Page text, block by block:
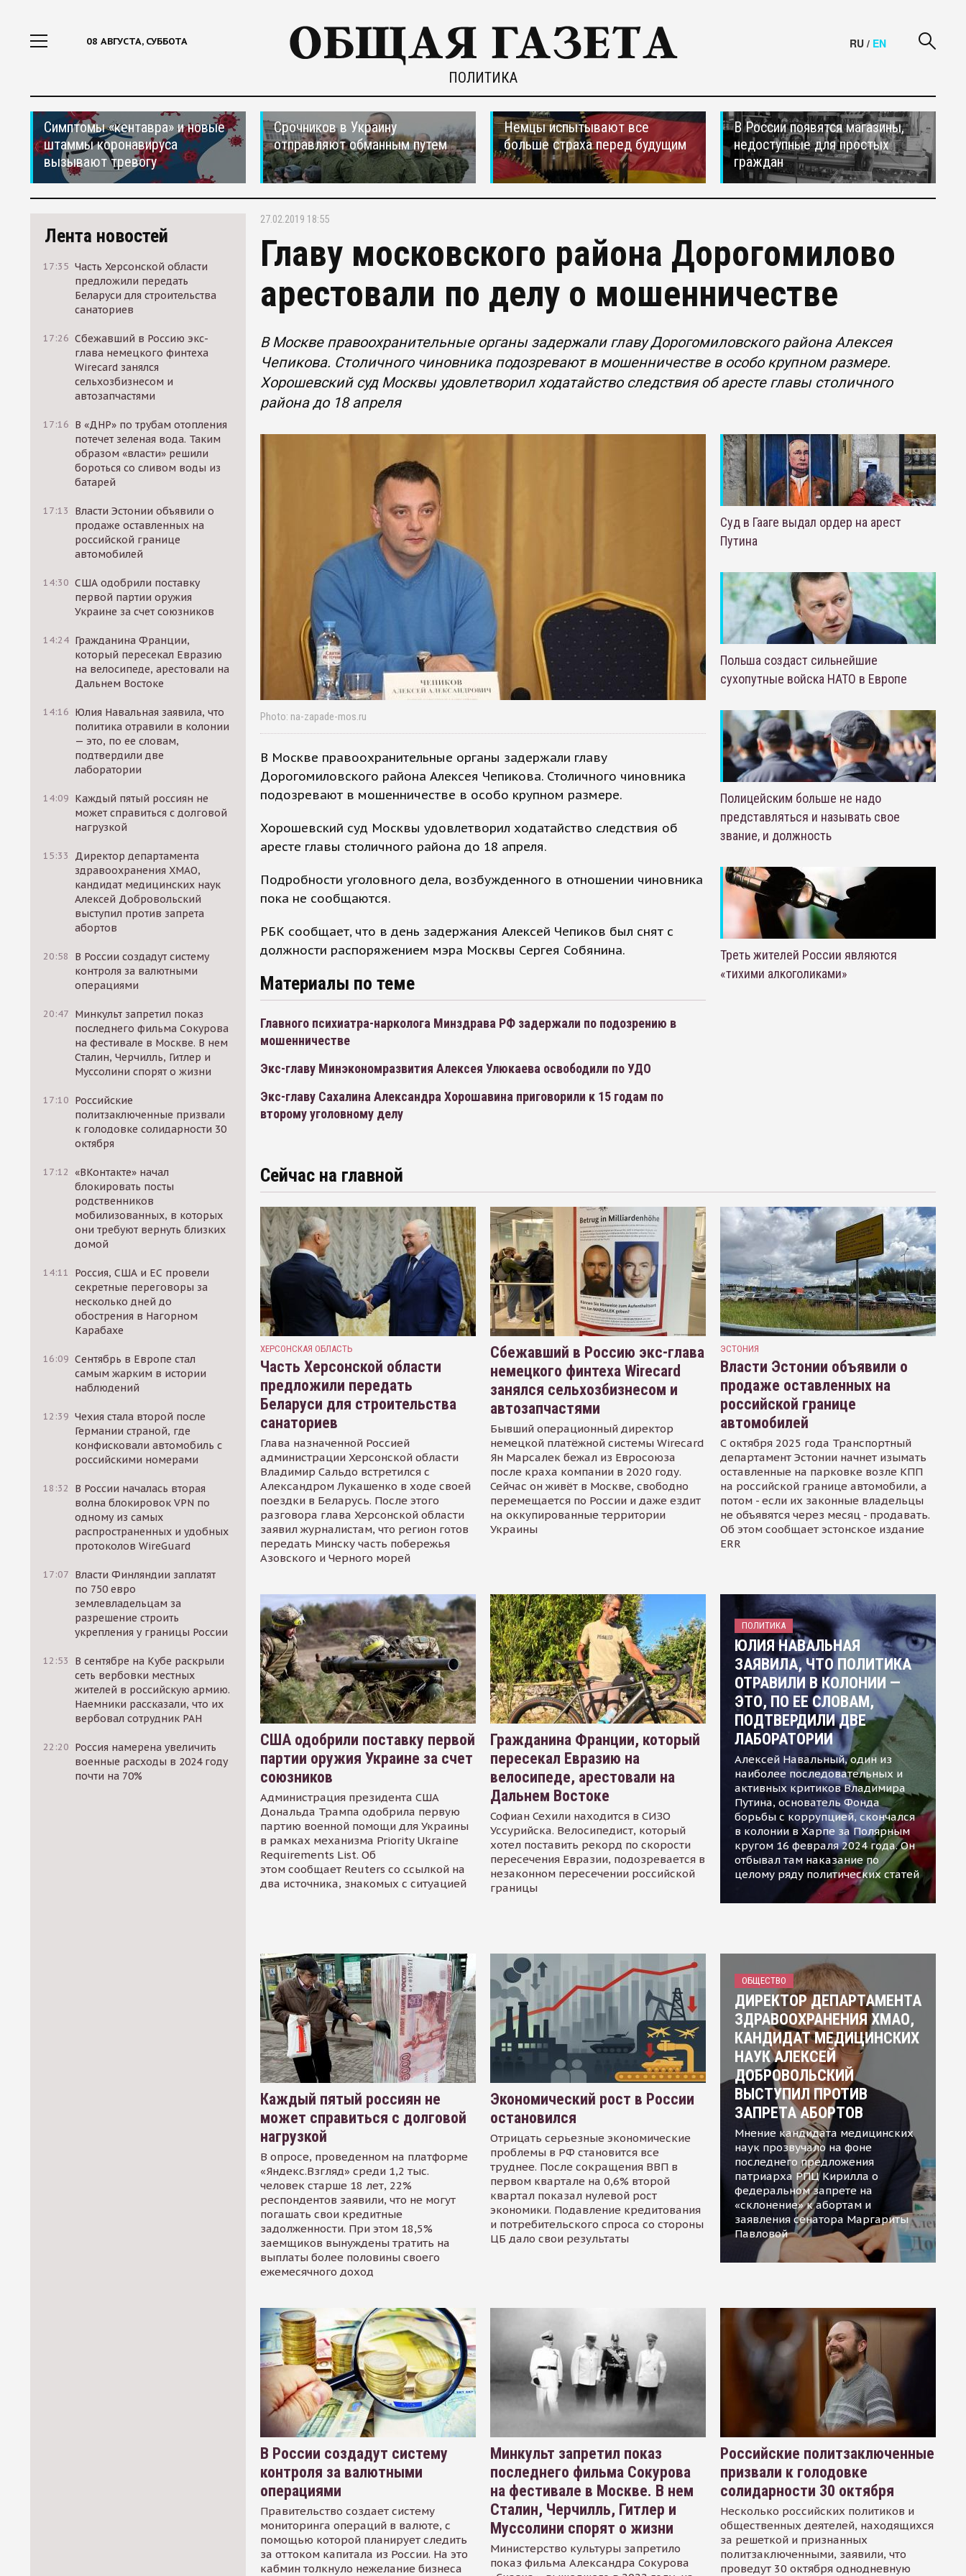
08 АВГУСТА, СУББОТА
ПОЛИТИКА
RU / EN
Симптомы «кентавра» и новые
штаммы коронавируса
вызывают тревогу
Срочников в Украину
отправляют обманным путем
Немцы испытывают все
больше страха перед будущим
В России появятся магазины,
недоступные для простых
граждан
Лента новостей
17:35 Часть Херсонской области
предложили передать
Беларуси для строительства
санаториев
17:26 Сбежавший в Россию экс-
глава немецкого финтеха
Wirecard занялся
сельхозбизнесом и
автозапчастями
17:16 В «ДНР» по трубам отопления
потечет зеленая вода. Таким
образом «власти» решили
бороться со сливом воды из
батарей
17:13
Власти Эстонии объявили о
продаже оставленных на
российской границе
автомобилей
14:30 США одобрили поставку
первой партии оружия
Украине за счет союзников
14:24 Гражданина Франции,
который пересекал Евразию
на велосипеде, арестовали на
Дальнем Востоке
14:16 Юлия Навальная заявила, что
политика отравили в колонии
— это, по ее словам,
подтвердили две
лаборатории
14:09 Каждый пятый россиян не
может справиться с долговой
нагрузкой
15:33
Директор департамента
здравоохранения ХМАО,
кандидат медицинских наук
Алексей Добровольский
выступил против запрета
абортов
20:58
В России создадут систему
контроля за валютными
операциями
20:47 Минкульт запретил показ
последнего фильма Сокурова
на фестивале в Москве. В нем
Сталин, Черчилль, Гитлер и
Муссолини спорят о жизни
17:10 Российские
политзаключенные призвали
к голодовке солидарности 30
октября
17:12 «ВКонтакте» начал
блокировать посты
родственников
мобилизованных, в которых
они требуют вернуть близких
домой
14:11
Россия, США и ЕС провели
секретные переговоры за
несколько дней до
обострения в Нагорном
Карабахе
16:09 Сентябрь в Европе стал
самым жарким в истории
наблюдений
12:39 Чехия стала второй после
Германии страной, где
конфисковали автомобиль с
российскими номерами
18:32
В России началась вторая
волна блокировок VPN по
одному из самых
распространенных и удобных
протоколов WireGuard
17:07 Власти Финляндии заплатят
по 750 евро
землевладельцам за
разрешение строить
укрепления у границы России
12:53
В сентябре на Кубе раскрыли
сеть вербовки местных
жителей в российскую армию.
Наемники рассказали, что их
вербовал сотрудник РАН
22:20 Россия намерена увеличить
военные расходы в 2024 году
почти на 70%
27.02.2019 18:55
Главу московского района Дорогомилово
арестовали по делу о мошенничестве
В Москве правоохранительные органы задержали главу Дорогомиловского района Алексея
Чепикова. Столичного чиновника подозревают в мошенничестве в особо крупном размере.
Хорошевский суд Москвы удовлетворил ходатайство следствия об аресте главы столичного
района до 18 апреля
Photo: na-zapade-mos.ru
В Москве правоохранительные органы задержали главу
Дорогомиловского района Алексея Чепикова. Столичного чиновника
подозревают в мошенничестве в особо крупном размере.
Хорошевский суд Москвы удовлетворил ходатайство следствия об
аресте главы столичного района до 18 апреля.
Подробности уголовного дела, возбужденного в отношении чиновника
пока не сообщаются.
РБК сообщает, что в день задержания Алексей Чепиков был снят с
должности распоряжением мэра Москвы Сергея Собянина.
Материалы по теме
Главного психиатра-нарколога Минздрава РФ задержали по подозрению в
мошенничестве
Экс-главу Минэкономразвития Алексея Улюкаева освободили по УДО
Экс-главу Сахалина Александра Хорошавина приговорили к 15 годам по
второму уголовному делу
Суд в Гааге выдал ордер на арест
Путина
Польша создаст сильнейшие
сухопутные войска НАТО в Европе
Полицейским больше не надо
представляться и называть свое
звание, и должность
Треть жителей России являются
«тихими алкоголиками»
Сейчас на главной
ХЕРСОНСКАЯ ОБЛАСТЬ
Часть Херсонской области
предложили передать
Беларуси для строительства
санаториев
Глава назначенной Россией
администрации Херсонской области
Владимир Сальдо встретился с
Александром Лукашенко в ходе своей
поездки в Беларусь. После этого
разговора глава Херсонской области
заявил журналистам, что регион готов
передать Минску часть побережья
Азовского и Черного морей
Сбежавший в Россию экс-глава
немецкого финтеха Wirecard
занялся сельхозбизнесом и
автозапчастями
Бывший операционный директор
немецкой платёжной системы Wirecard
Ян Марсалек бежал из Евросоюза
после краха компании в 2020 году.
Сейчас он живёт в Москве, свободно
перемещается по России и даже ездит
на оккупированные территории
Украины
ЭСТОНИЯ
Власти Эстонии объявили о
продаже оставленных на
российской границе
автомобилей
С октября 2025 года Транспортный
департамент Эстонии начнет изымать
оставленные на парковке возле КПП
на российской границе автомобили, а
потом - если их законные владельцы
не объявятся через месяц - продавать.
Об этом сообщает эстонское издание
ERR
США одобрили поставку первой
партии оружия Украине за счет
союзников
Администрация президента США
Дональда Трампа одобрила первую
партию военной помощи для Украины
в рамках механизма Priority Ukraine
Requirements List. Об
этом сообщает Reuters со ссылкой на
два источника, знакомых с ситуацией
Гражданина Франции, который
пересекал Евразию на
велосипеде, арестовали на
Дальнем Востоке
Софиан Сехили находится в СИЗО
Уссурийска. Велосипедист, который
хотел поставить рекорд по скорости
пересечения Евразии, подозревается в
незаконном пересечении российской
границы
ПОЛИТИКА
ЮЛИЯ НАВАЛЬНАЯ
ЗАЯВИЛА, ЧТО ПОЛИТИКА
ОТРАВИЛИ В КОЛОНИИ —
ЭТО, ПО ЕЕ СЛОВАМ,
ПОДТВЕРДИЛИ ДВЕ
ЛАБОРАТОРИИ
Алексей Навальный, один из
наиболее последовательных и
активных критиков Владимира
Путина, основатель Фонда
борьбы с коррупцией, скончался
в колонии в Харпе за Полярным
кругом 16 февраля 2024 года. Он
отбывал там наказание по
целому ряду политических статей
Каждый пятый россиян не
может справиться с долговой
нагрузкой
В опросе, проведенном на платформе
«Яндекс.Взгляд» среди 1,2 тыс.
человек старше 18 лет, 22%
респондентов заявили, что не могут
погашать свои кредитные
задолженности. При этом 18,5%
заемщиков вынуждены тратить на
выплаты более половины своего
ежемесячного доход
Экономический рост в России
остановился
Отрицать серьезные экономические
проблемы в РФ становится все
труднее. После сокращения ВВП в
первом квартале на 0,6% второй
квартал показал нулевой рост
экономики. Подавление кредитования
и потребительского спроса со стороны
ЦБ дало свои результаты
ОБЩЕСТВО
ДИРЕКТОР ДЕПАРТАМЕНТА
ЗДРАВООХРАНЕНИЯ ХМАО,
КАНДИДАТ МЕДИЦИНСКИХ
НАУК АЛЕКСЕЙ
ДОБРОВОЛЬСКИЙ
ВЫСТУПИЛ ПРОТИВ
ЗАПРЕТА АБОРТОВ
Мнение кандидата медицинских
наук прозвучало на фоне
последнего предложения
патриарха РПЦ Кирилла о
федеральном запрете на
«склонение» к абортам и
заявления сенатора Маргариты
Павловой
В России создадут систему
контроля за валютными
операциями
Правительство создает систему
мониторинга операций в валюте, с
помощью которой планирует следить
за оттоком капитала из России. На это
кабмин толкнуло нежелание бизнеса
Минкульт запретил показ
последнего фильма Сокурова
на фестивале в Москве. В нем
Сталин, Черчилль, Гитлер и
Муссолини спорят о жизни
Министерство культуры запретило
показ фильма Александра Сокурова
Российские политзаключенные
призвали к голодовке
солидарности 30 октября
Несколько российских политиков и
общественных деятелей, находящихся
за решеткой и признанных
политзаключенными, заявили, что
проведут 30 октября однодневную